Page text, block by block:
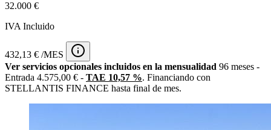
32.000 €
IVA Incluido
432,13 € /MES
Ver servicios opcionales incluidos en la mensualidad 96 meses -
Entrada 4.575,00 € - TAE 10,57 %. Financiando con
STELLANTIS FINANCE hasta final de mes.